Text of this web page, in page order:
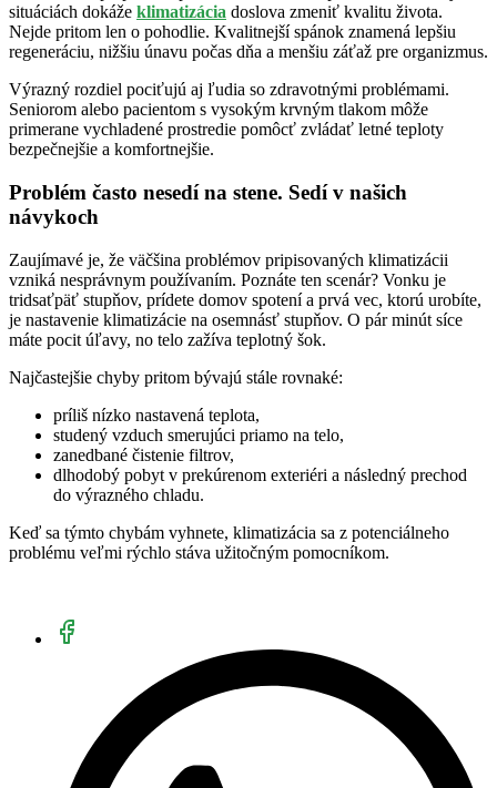
situáciách dokáže klimatizácia doslova zmeniť kvalitu života.
Nejde pritom len o pohodlie. Kvalitnejší spánok znamená lepšiu
regeneráciu, nižšiu únavu počas dňa a menšiu záťaž pre organizmus.
Výrazný rozdiel pociťujú aj ľudia so zdravotnými problémami.
Seniorom alebo pacientom s vysokým krvným tlakom môže
primerane vychladené prostredie pomôcť zvládať letné teploty
bezpečnejšie a komfortnejšie.
Problém často nesedí na stene. Sedí v našich
návykoch
Zaujímavé je, že väčšina problémov pripisovaných klimatizácii
vzniká nesprávnym používaním. Poznáte ten scenár? Vonku je
tridsaťpäť stupňov, prídete domov spotení a prvá vec, ktorú urobíte,
je nastavenie klimatizácie na osemnásť stupňov. O pár minút síce
máte pocit úľavy, no telo zažíva teplotný šok.
Najčastejšie chyby pritom bývajú stále rovnaké:
príliš nízko nastavená teplota,
studený vzduch smerujúci priamo na telo,
zanedbané čistenie filtrov,
dlhodobý pobyt v prekúrenom exteriéri a následný prechod
do výrazného chladu.
Keď sa týmto chybám vyhnete, klimatizácia sa z potenciálneho
problému veľmi rýchlo stáva užitočným pomocníkom.